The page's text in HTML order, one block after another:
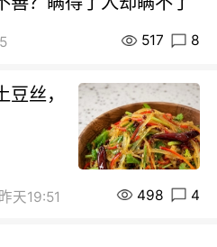
517 8
丝，
昨天19:51 498 4